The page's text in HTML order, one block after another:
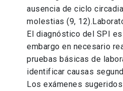
ausencia de ciclo
molestias (9,
El diagnóstico del SPI
embargo en necesario
pruebas básicas de
identificar causas
Los exámenes